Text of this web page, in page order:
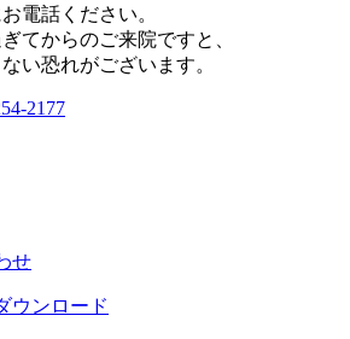
電話ください。
てからのご来院ですと、
い恐れがございます。
2177
せ
ウンロード